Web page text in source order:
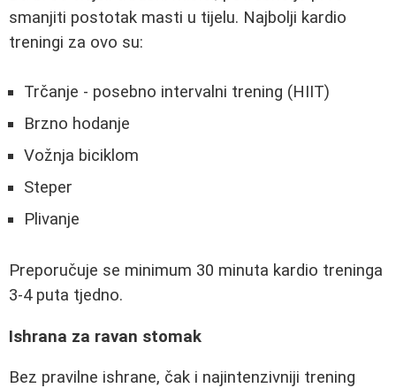
smanjiti postotak masti u tijelu. Najbolji kardio
treningi za ovo su:
Trčanje - posebno intervalni trening (HIIT)
Brzno hodanje
Vožnja biciklom
Steper
Plivanje
Preporučuje se minimum 30 minuta kardio treninga
3-4 puta tjedno.
Ishrana za ravan stomak
Bez pravilne ishrane, čak i najintenzivniji trening